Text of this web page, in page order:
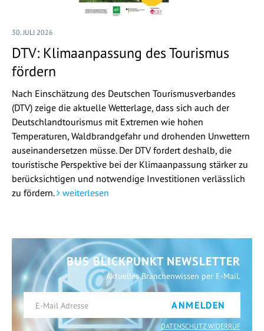
30. JULI 2026
DTV: Klimaanpassung des Tourismus
fördern
Nach Einschätzung des Deutschen Tourismusverbandes
(DTV) zeige die aktuelle Wetterlage, dass sich auch der
Deutschlandtourismus mit Extremen wie hohen
Temperaturen, Waldbrandgefahr und drohenden Unwettern
auseinandersetzen müsse. Der DTV fordert deshalb, die
touristische Perspektive bei der Klimaanpassung stärker zu
berücksichtigen und notwendige Investitionen verlässlich
zu fördern.
weiterlesen
BUS BLICKPUNKT NEWSLETTER
Aktuelles Branchenwissen per E-Mail.
ANMELDEN
DATENSCHUTZ WIDERRUF